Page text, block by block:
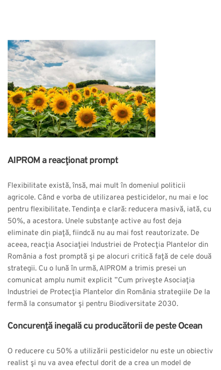
AIPROM a reacţionat prompt
Flexibilitate există, însă, mai mult în domeniul politicii
agricole. Când e vorba de utilizarea pesticidelor, nu mai e loc
pentru flexibilitate. Tendinţa e clară: reducera masivă, iată, cu
50%, a acestora. Unele substanţe active au fost deja
eliminate din piaţă, fiindcă nu au mai fost reautorizate. De
aceea, reacţia Asociaţiei Industriei de Protecţia Plantelor din
România a fost promptă şi pe alocuri critică faţă de cele două
strategii. Cu o lună în urmă, AIPROM a trimis presei un
comunicat amplu numit explicit ”Cum priveşte Asociaţia
Industriei de Protecţia Plantelor din România strategiile De la
fermă la consumator şi pentru Biodiversitate 2030.
Concurenţă inegală cu producătorii de peste Ocean
O reducere cu 50% a utilizării pesticidelor nu este un obiectiv
realist şi nu va avea efectul dorit de a crea un model de